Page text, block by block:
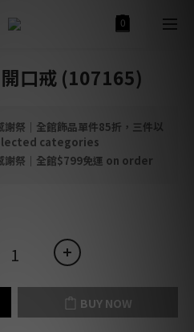
口戒 (107165)
祭｜全館飾品單件85折，三件以
categories
謝祭｜全館$799免運 on order
BUY NOW